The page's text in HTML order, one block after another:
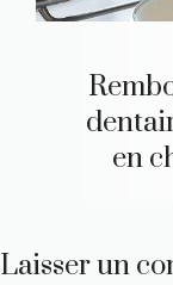
en
Laisser un